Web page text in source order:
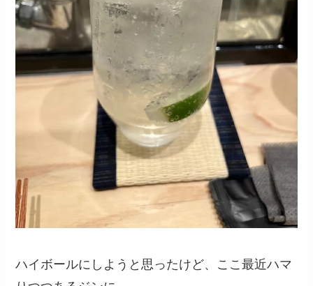
ハイボールにしようと思ったけど、ここ最近ハマ